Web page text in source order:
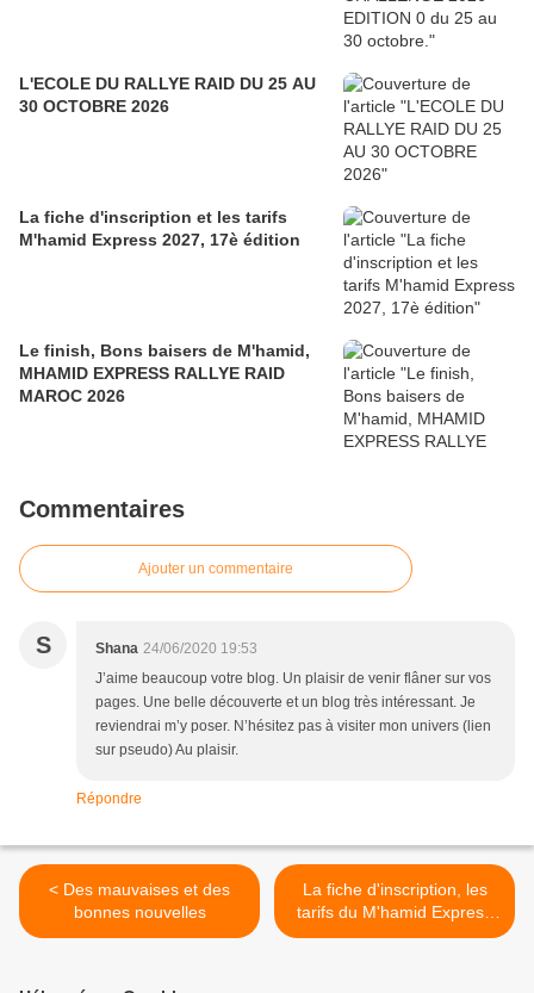
L'ECOLE DU RALLYE RAID DU 25 AU
30 OCTOBRE 2026
La fiche d'inscription et les tarifs
M'hamid Express 2027, 17è édition
Le finish, Bons baisers de M'hamid,
MHAMID EXPRESS RALLYE RAID
MAROC 2026
Commentaires
Ajouter un commentaire
S Shana 24/06/2020 19:53
J’aime beaucoup votre blog. Un plaisir de venir flâner sur vos
pages. Une belle découverte et un blog très intéressant. Je
reviendrai m’y poser. N’hésitez pas à visiter mon univers (lien
sur pseudo) Au plaisir.
Répondre
< Des mauvaises et des
bonnes nouvelles
La fiche d'inscription, les
tarifs du M'hamid Express
2021, du 24 au 29 janvier >